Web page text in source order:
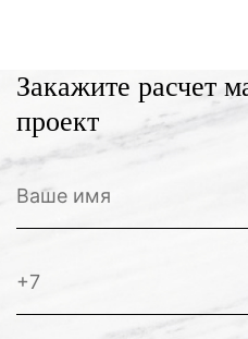
Закажите расчет
проект